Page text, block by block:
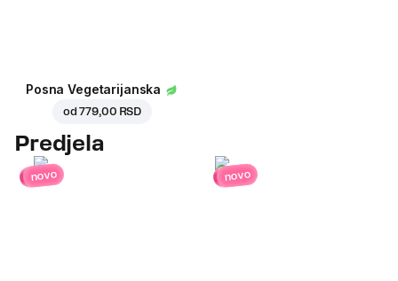
Posna Vegetarijanska
od779,00 RSD
Predjela
novo novo